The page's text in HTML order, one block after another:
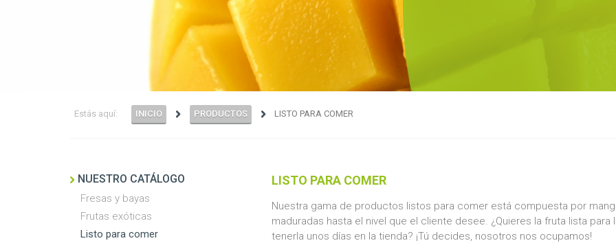
Estás aquí: INICIO PRODUCTOS LISTO PARA COMER
NUESTRO CATÁLOGO
Fresas y bayas
Frutas exóticas
Listo para comer
LISTO PARA COMER
Nuestra gama de productos listos para comer está compuesta por
maduradas hasta el nivel que el cliente desee. ¿Quieres la fruta lista
tenerla unos días en la tienda? ¡Tú decides, nosotros nos ocupamos!